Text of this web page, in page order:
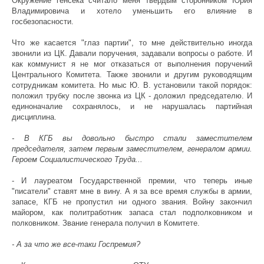
Владимировича и хотело уменьшить его влияние в
госбезопасности.
Что же касается "глаз партии", то мне действительно иногда
звонили из ЦК. Давали поручения, задавали вопросы о работе. И
как коммунист я не мог отказаться от выполнения поручений
Центрального Комитета. Также звонили и другим руководящим
сотрудникам комитета. Но мыс Ю. В. установили такой порядок:
положил трубку после звонка из ЦК - доложил председателю. И
единоначалие сохранялось, и не нарушалась партийная
дисциплина.
- В КГБ вы довольно быстро стали заместителем
председателя, затем первым заместителем, генералом армии.
Героем Социалистического Труда...
- И лауреатом Государственной премии, что теперь иные
"писатели" ставят мне в вину. А я за все время службы в армии,
запасе, КГБ не пропустил ни одного звания. Войну закончил
майором, как политработник запаса стал подполковником и
полковником. Звание генерала получил в Комитете.
- А за что же все-таки Госпремия?